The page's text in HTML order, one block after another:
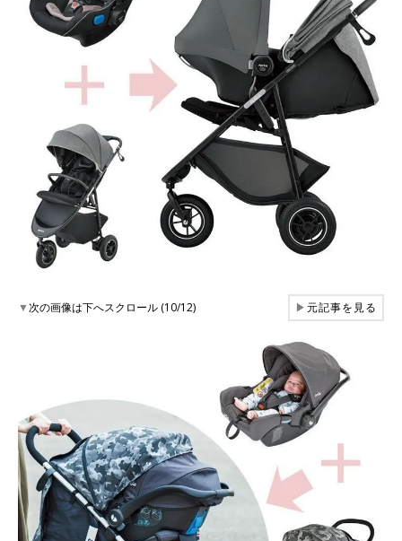
▼次の画像は下へスクロール (10/12) ▶元記事を見る